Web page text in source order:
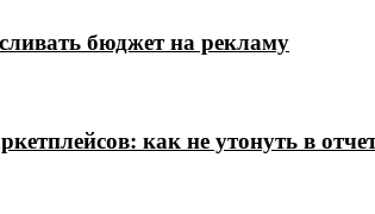
бюджет на рекламу
как не утонуть в